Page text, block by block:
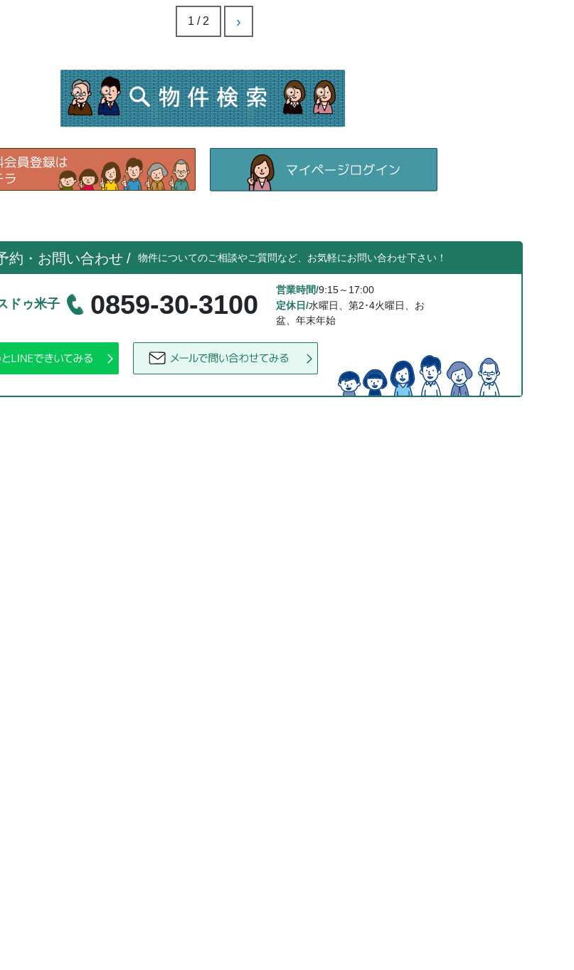
1 / 2 ›
約・お問い合わせ / 物件についてのご相談やご質問など、お気軽にお問い合わせ下さい！
ドゥ米子 0859-30-3100 営業時間/9:15～17:00
定休日/水曜日、第2･4火曜日、お
盆、年末年始